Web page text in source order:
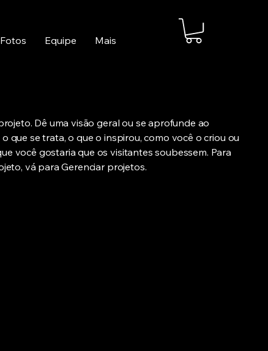
Fotos Equipe Mais
Dê uma visão geral ou se aprofunde ao
que se trata, o que o inspirou, como você o criou ou
você gostaria que os visitantes soubessem. Para
vá para Gerenciar projetos.